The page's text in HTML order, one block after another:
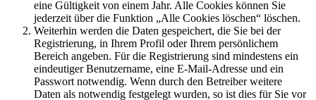
eine Gültigkeit von einem Jahr. Alle Cookies können Sie
jederzeit über die Funktion „Alle Cookies löschen“ löschen.
Weiterhin werden die Daten gespeichert, die Sie bei der
Registrierung, in Ihrem Profil oder Ihrem persönlichem
Bereich angeben. Für die Registrierung sind mindestens ein
eindeutiger Benutzername, eine E-Mail-Adresse und ein
Passwort notwendig. Wenn durch den Betreiber weitere
Daten als notwendig festgelegt wurden, so ist dies für Sie vor